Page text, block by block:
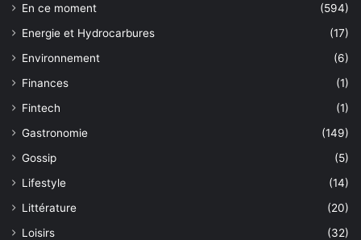
En ce moment
(594)
Energie et Hydrocarbures
(17)
Environnement
(6)
Finances
(1)
Fintech
(1)
Gastronomie
(149)
Gossip
(5)
Lifestyle
(14)
Littérature
(20)
Loisirs
(32)